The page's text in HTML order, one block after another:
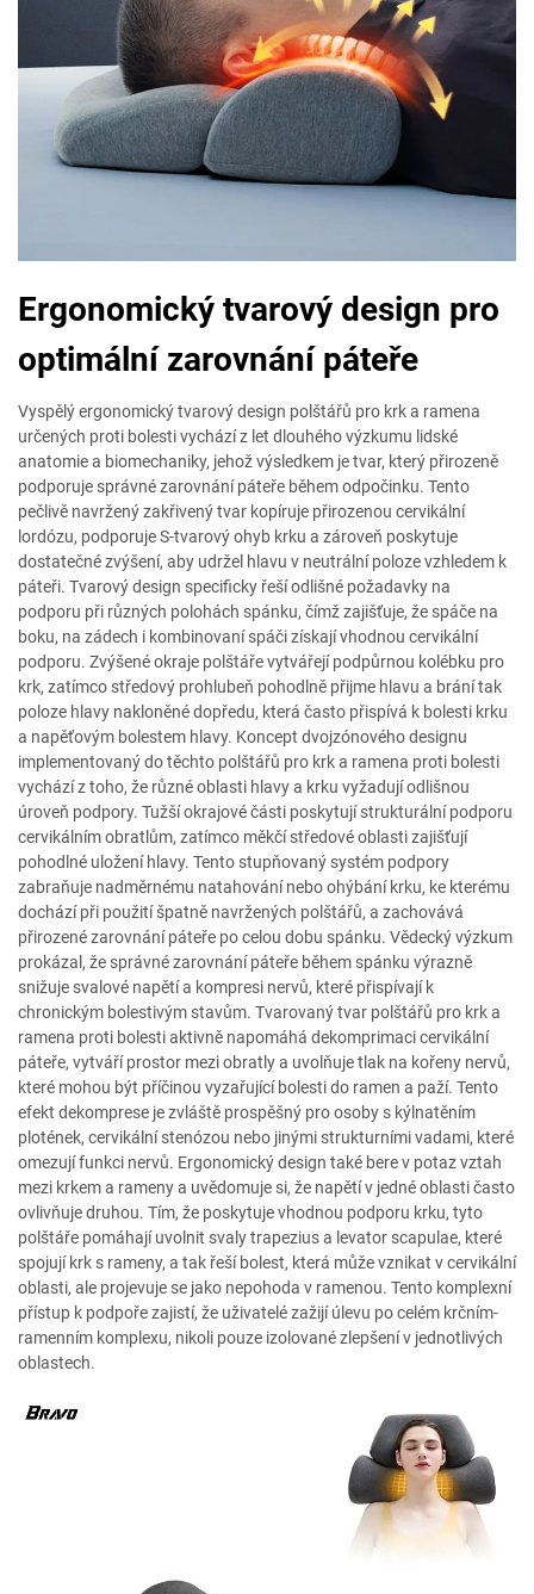
Ergonomický tvarový design pro
optimální zarovnání páteře
Vyspělý ergonomický tvarový design polštářů pro krk a ramena
určených proti bolesti vychází z let dlouhého výzkumu lidské
anatomie a biomechaniky, jehož výsledkem je tvar, který přirozeně
podporuje správné zarovnání páteře během odpočinku. Tento
pečlivě navržený zakřivený tvar kopíruje přirozenou cervikální
lordózu, podporuje S-tvarový ohyb krku a zároveň poskytuje
dostatečné zvýšení, aby udržel hlavu v neutrální poloze vzhledem k
páteři. Tvarový design specificky řeší odlišné požadavky na
podporu při různých polohách spánku, čímž zajišťuje, že spáče na
boku, na zádech i kombinovaní spáči získají vhodnou cervikální
podporu. Zvýšené okraje polštáře vytvářejí podpůrnou kolébku pro
krk, zatímco středový prohlubeň pohodlně přijme hlavu a brání tak
poloze hlavy nakloněné dopředu, která často přispívá k bolesti krku
a napěťovým bolestem hlavy. Koncept dvojzónového designu
implementovaný do těchto polštářů pro krk a ramena proti bolesti
vychází z toho, že různé oblasti hlavy a krku vyžadují odlišnou
úroveň podpory. Tužší okrajové části poskytují strukturální podporu
cervikálním obratlům, zatímco měkčí středové oblasti zajišťují
pohodlné uložení hlavy. Tento stupňovaný systém podpory
zabraňuje nadměrnému natahování nebo ohýbání krku, ke kterému
dochází při použití špatně navržených polštářů, a zachovává
přirozené zarovnání páteře po celou dobu spánku. Vědecký výzkum
prokázal, že správné zarovnání páteře během spánku výrazně
snižuje svalové napětí a kompresi nervů, které přispívají k
chronickým bolestivým stavům. Tvarovaný tvar polštářů pro krk a
ramena proti bolesti aktivně napomáhá dekomprimaci cervikální
páteře, vytváří prostor mezi obratly a uvolňuje tlak na kořeny nervů,
které mohou být příčinou vyzařující bolesti do ramen a paží. Tento
efekt dekomprese je zvláště prospěšný pro osoby s kýlnatěním
plotének, cervikální stenózou nebo jinými strukturními vadami, které
omezují funkci nervů. Ergonomický design také bere v potaz vztah
mezi krkem a rameny a uvědomuje si, že napětí v jedné oblasti často
ovlivňuje druhou. Tím, že poskytuje vhodnou podporu krku, tyto
polštáře pomáhají uvolnit svaly trapezius a levator scapulae, které
spojují krk s rameny, a tak řeší bolest, která může vznikat v cervikální
oblasti, ale projevuje se jako nepohoda v ramenou. Tento komplexní
přístup k podpoře zajistí, že uživatelé zažijí úlevu po celém krčním-
ramenním komplexu, nikoli pouze izolované zlepšení v jednotlivých
oblastech.